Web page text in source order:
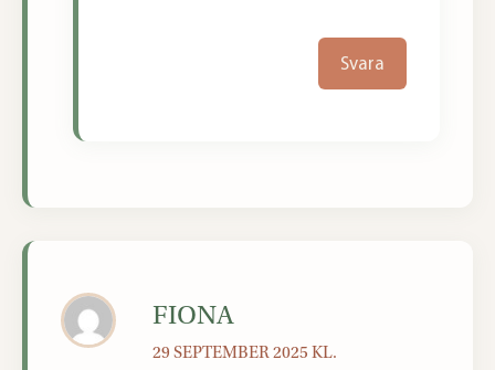
Svara
FIONA
29 SEPTEMBER 2025 KL.